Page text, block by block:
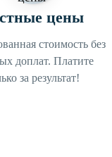
цены
стоимость без
доплат. Платите
за результат!